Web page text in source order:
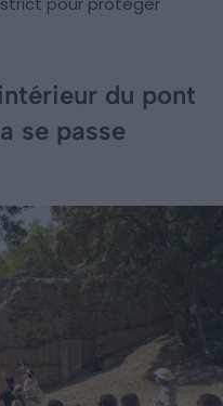
du pont
se passe